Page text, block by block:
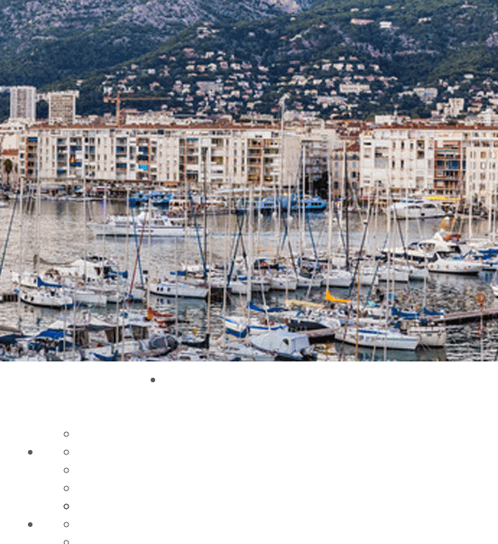
Exporter les lignes sélectionnées
Exporter toutes les colonnes
Exporter uniquement les colonnes affichées
Menu
<
>
Nos actions
Articles et témoignages clients
Nos actus
Ajoutez un logo, un bouton, des réseaux sociaux
Cliquez pour éditer